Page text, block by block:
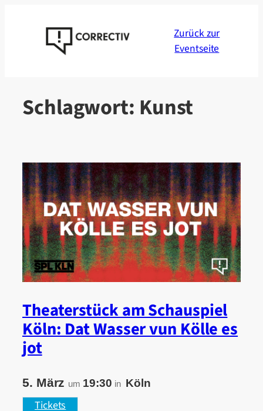
Zurück zur
Eventseite
Schlagwort: Kunst
Theaterstück am Schauspiel
Köln: Dat Wasser vun Kölle es
jot
5. März um 19:30 in Köln
Tickets